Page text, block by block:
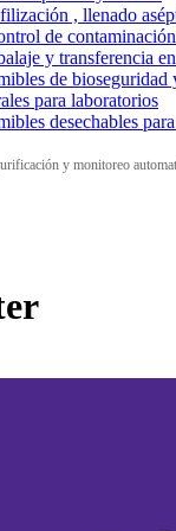
, llenado
de
y transferencia
de bioseguridad
para laboratorios
desechables
y monitoreo